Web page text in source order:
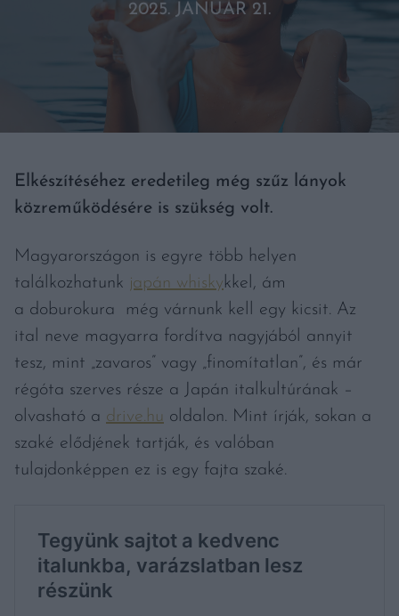
2025. JANUÁR 21.
Elkészítéséhez eredetileg még szűz lányok
közreműködésére is szükség volt.
Magyarországon is egyre több helyen
találkozhatunk japán whiskykkel, ám
a doburokura még várnunk kell egy kicsit. Az
ital neve magyarra fordítva nagyjából annyit
tesz, mint „zavaros” vagy „finomítatlan”, és már
régóta szerves része a Japán italkultúrának –
olvasható a drive.hu oldalon. Mint írják, sokan a
szaké elődjének tartják, és valóban
tulajdonképpen ez is egy fajta szaké.